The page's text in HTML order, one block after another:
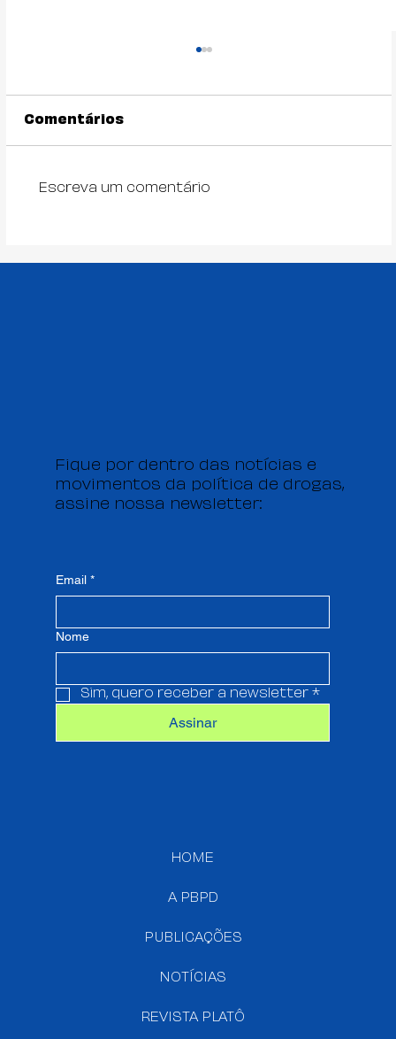
Comentários
Escreva um comentário
Fique por dentro das notícias e
movimentos da política de drogas,
assine nossa newsletter:
Email *
Nome
Sim, quero receber a newsletter *
Assinar
HOME
A PBPD
PUBLICAÇÕES
NOTÍCIAS
REVISTA PLATÔ